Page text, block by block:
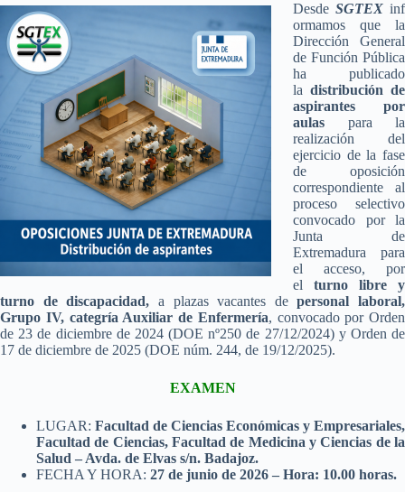
Desde SGTEX inf
ormamos que la
Dirección General
de Función Pública
ha publicado
la distribución de
aspirantes por
aulas para la
realización del
ejercicio de la fase
de oposición
correspondiente al
proceso selectivo
convocado por la
Junta de
Extremadura para
el acceso, por
el turno libre y
turno de discapacidad, a plazas vacantes depersonal laboral,
Grupo IV, categría Auxiliar de Enfermería, convocado por Orden
de 23 de diciembre de 2024 (DOE nº250 de 27/12/2024) y Orden de
17 de diciembre de 2025 (DOE núm. 244, de 19/12/2025).
EXAMEN
LUGAR: Facultad de Ciencias Económicas y Empresariales,
Facultad de Ciencias, Facultad de Medicina y Ciencias de la
Salud – Avda. de Elvas s/n. Badajoz.
FECHA Y HORA: 27 de junio de 2026 – Hora: 10.00 horas.